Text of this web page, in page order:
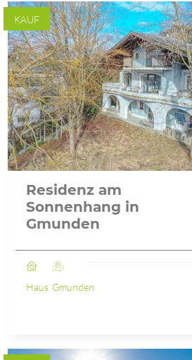
KAUF
Residenz am
Sonnenhang in
Gmunden
Haus Gmunden